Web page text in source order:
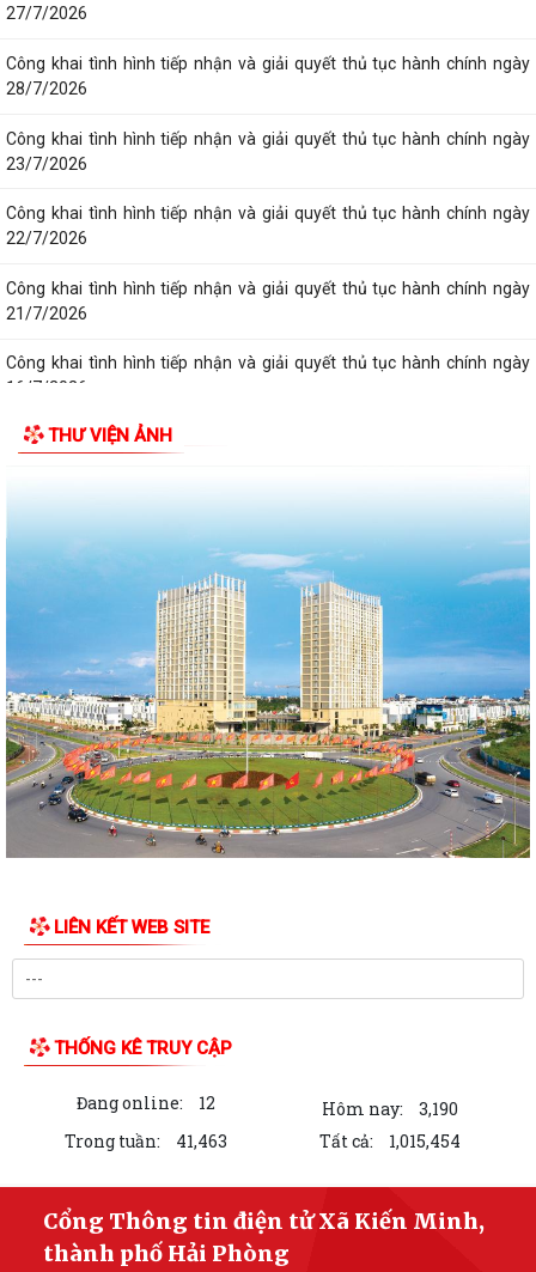
27/7/2026
Công khai tình hình tiếp nhận và giải quyết thủ tục hành chính ngày
28/7/2026
Công khai tình hình tiếp nhận và giải quyết thủ tục hành chính ngày
23/7/2026
Công khai tình hình tiếp nhận và giải quyết thủ tục hành chính ngày
22/7/2026
Công khai tình hình tiếp nhận và giải quyết thủ tục hành chính ngày
21/7/2026
Công khai tình hình tiếp nhận và giải quyết thủ tục hành chính ngày
16/7/2026
Công khai tình hình tiếp nhận và giải quyết thủ tục hành chính ngày
20/7/2026
Công khai tình hình tiếp nhận và giải quyết thủ tục hành chính ngày
14/7/2026
Công khai tình hình tiếp nhận và giải quyết thủ tục hành chính ngày
15/7/2026
Công khai tình hình tiếp nhận và giải quyết thủ tục hành chính ngày
13/7/2026
Công khai tình hình tiếp nhận và giải quyết thủ tục hành chính ngày
10/7/2026
09/7/2026
Công khai tình hình tiếp nhận và giải quyết thủ tục hành chính ngày
Công khai kết quả giải quyết thủ tục hành chính ngày 06/7/2026
Công khai kết quả giải quyết thủ tục hành chính ngày 03/7/2026
THÔNG BÁO Công khai kết quả giải quyết thủ tục hành chính tháng 06
năm 2026
Công khai kết quả giải quyết thủ tục hành chính ngày 02/7/2026
THƯ VIỆN ẢNH
LIÊN KẾT WEB SITE
THỐNG KÊ TRUY CẬP
Đang online: 12 Hôm nay:
3,190
Trong tuần:
41,463 Tất cả: 1,015,454
Cổng Thông tin điện tử Xã Kiến Minh,
thành phố Hải Phòng